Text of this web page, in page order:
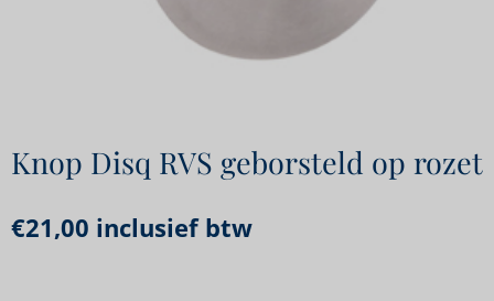
Knop Disq RVS geborsteld op rozet
€21,00 inclusief btw